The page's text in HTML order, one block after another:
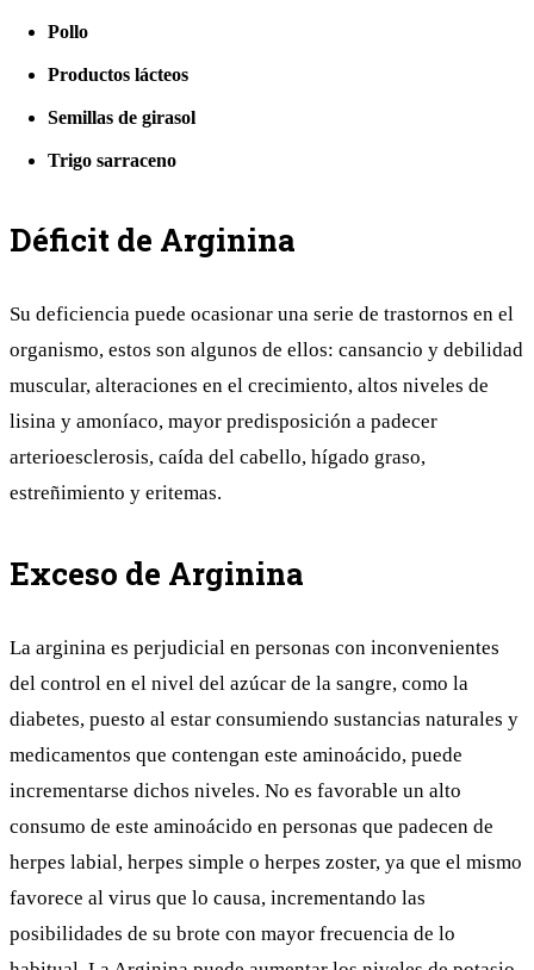
Pollo
Productos lácteos
Semillas de girasol
Trigo sarraceno
Déficit de Arginina
Su deficiencia puede ocasionar una serie de trastornos en el
organismo, estos son algunos de ellos: cansancio y debilidad
muscular, alteraciones en el crecimiento, altos niveles de
lisina y amoníaco, mayor predisposición a padecer
arterioesclerosis, caída del cabello, hígado graso,
estreñimiento y eritemas.
Exceso de Arginina
La arginina es perjudicial en personas con inconvenientes
del control en el nivel del azúcar de la sangre, como la
diabetes, puesto al estar consumiendo sustancias naturales y
medicamentos que contengan este aminoácido, puede
incrementarse dichos niveles. No es favorable un alto
consumo de este aminoácido en personas que padecen de
herpes labial, herpes simple o herpes zoster, ya que el mismo
favorece al virus que lo causa, incrementando las
posibilidades de su brote con mayor frecuencia de lo